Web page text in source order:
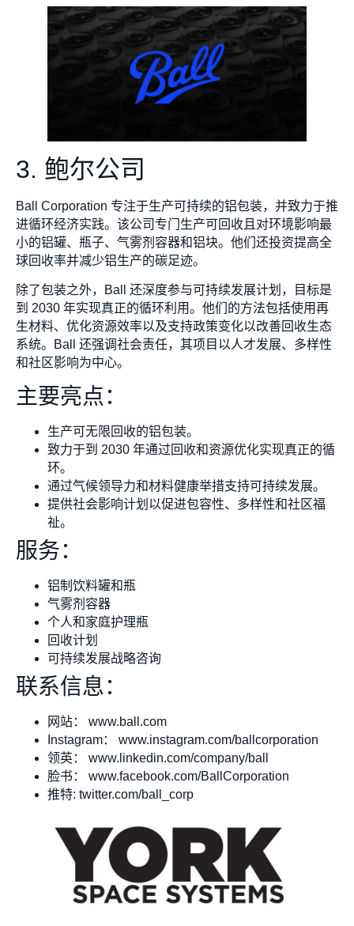
3. 鲍尔公司
Ball Corporation 专注于生产可持续的铝包装，并致力于推
进循环经济实践。该公司专门生产可回收且对环境影响最
小的铝罐、瓶子、气雾剂容器和铝块。他们还投资提高全
球回收率并减少铝生产的碳足迹。
除了包装之外，Ball 还深度参与可持续发展计划，目标是
到 2030 年实现真正的循环利用。他们的方法包括使用再
生材料、优化资源效率以及支持政策变化以改善回收生态
系统。Ball 还强调社会责任，其项目以人才发展、多样性
和社区影响为中心。
主要亮点：
生产可无限回收的铝包装。
致力于到 2030 年通过回收和资源优化实现真正的循
环。
通过气候领导力和材料健康举措支持可持续发展。
提供社会影响计划以促进包容性、多样性和社区福
祉。
服务：
铝制饮料罐和瓶
气雾剂容器
个人和家庭护理瓶
回收计划
可持续发展战略咨询
联系信息：
网站： www.ball.com
Instagram： www.instagram.com/ballcorporation
领英： www.linkedin.com/company/ball
脸书： www.facebook.com/BallCorporation
推特: twitter.com/ball_corp